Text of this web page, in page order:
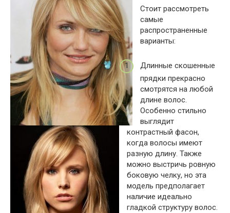
Стоит рассмотреть
самые
распространенные
варианты:
Длинные скошенные
прядки прекрасно
смотрятся на любой
длине волос.
Особенно стильно
выглядит
контрастный фасон,
когда волосы имеют
разную длину. Также
можно выстричь ровную
боковую челку, но эта
модель предполагает
наличие идеально
гладкой структуру волос.